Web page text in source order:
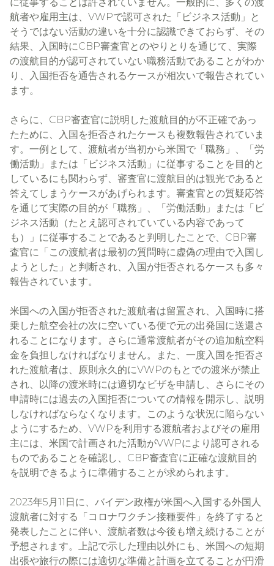
に従事することは許されていません。一般的に、多くの渡
航者や雇用主は、 VWPで認可された「ビジネス活動」と
そうではない活動の違いを十分に認識できておらず、その
結果、入国時にCBP審査官とのやりとりを通じて、実際
の渡航目的が認可されていない職務活動であることがわか
り、入国拒否を通告されるケースが相次いで報告されてい
ます。
さらに、 CBP審査官に説明した渡航目的が不正確であっ
たために、入国を拒否されたケースも複数報告されていま
す。一例として、渡航者が当初から米国で「職務」、「労
働活動」または「ビジネス活動」に従事することを目的と
しているにも関わらず、審査官に渡航目的は観光であると
答えてしまうケースがあげられます。審査官との質疑応答
を通じて実際の目的が「職務」、「労働活動」または「ビ
ジネス活動（たとえ認可されていている内容であって
も）」に従事することであると判明したことで、 CBP審
査官に「この渡航者は最初の質問時に虚偽の理由で入国し
ようとした」と判断され、入国が拒否されるケースも多々
報告されています。
米国への入国が拒否された渡航者は留置され、入国時に搭
乗した航空会社の次に空いている便で元の出発国に送還さ
れることになります。さらに通常渡航者がその追加航空料
金を負担しなければなりません。また、一度入国を拒否さ
れた渡航者は、原則永久的にVWPのもとでの渡米が禁止
され、以降の渡米時には適切なビザを申請し、さらにその
申請時には過去の入国拒否についての情報を開示し、説明
しなければならなくなります。このような状況に陥らない
ようにするため、 VWPを利用する渡航者およびその雇用
主には、米国で計画された活動がVWPにより認可される
ものであることを確認し、 CBP審査官に正確な渡航目的
を説明できるように準備することが求められます。
2023年5 月 11 日に、バイデン政権が米国へ入国する外国人
渡航者に対する「コロナワクチン接種要件」を終了すると
発表したことに伴い、渡航者数は今後も増え続けることが
予想されます。上記で示した理由以外にも、米国への短期
出張や旅行の際には適切な準備と計画を立てることが円滑